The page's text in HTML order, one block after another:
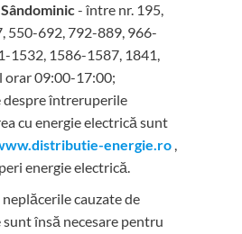
- între nr. 195,
550-692, 792-889, 966-
1532, 1586-1587, 1841,
orar 09:00-17:00;
întreruperile
cu energie electrică sunt
energie.ro ,
energie electrică.
cauzate de
însă necesare pentru